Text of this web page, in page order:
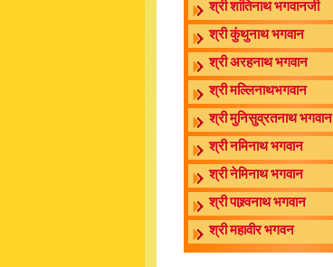
श्री शांतिनाथ भगवानजी
श्री कुंथुनाथ भगवान
श्री अरहनाथ भगवान
श्री मल्लिनाथभगवान
श्री मुनिसुव्रतनाथ भगवान
श्री नमिनाथ भगवान
श्री नेमिनाथ भगवान
श्री पाश्र्वनाथ भगवान
श्री महावीर भगवन